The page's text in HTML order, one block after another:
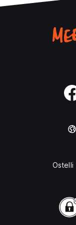
Ostelli